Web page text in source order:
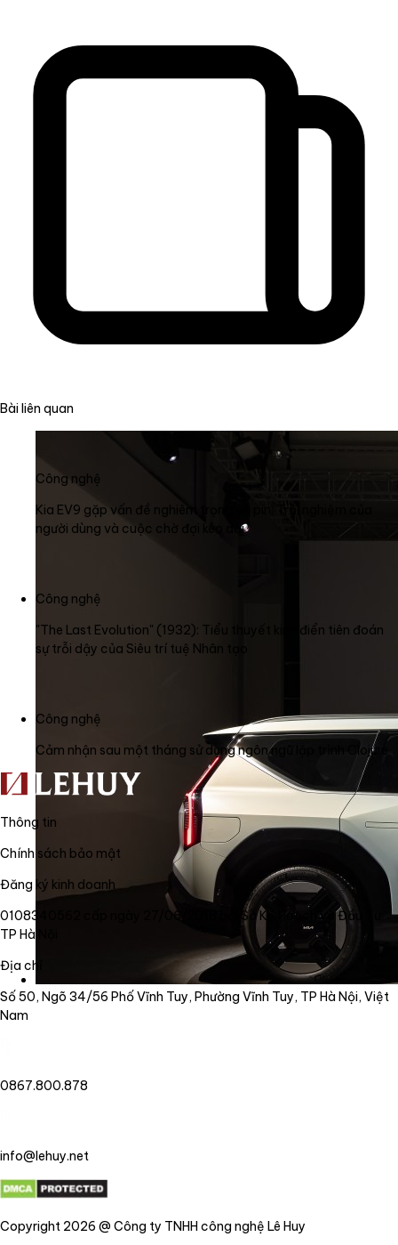
Bài liên quan
Công nghệ
Kia EV9 gặp vấn đề nghiêm trọng về pin: Trải nghiệm của
người dùng và cuộc chờ đợi kéo dài
Công nghệ
"The Last Evolution" (1932): Tiểu thuyết kinh điển tiên đoán
sự trỗi dậy của Siêu trí tuệ Nhân tạo
Công nghệ
Cảm nhận sau một tháng sử dụng ngôn ngữ lập trình Clojure
Thông tin
Chính sách bảo mật
Đăng ký kinh doanh
0108340562 cấp ngày 27/06/2018 bởi Sở Kế Hoạch và Đầu Tư
TP Hà Nội
Địa chỉ
Số 50, Ngõ 34/56 Phố Vĩnh Tuy, Phường Vĩnh Tuy, TP Hà Nội, Việt
Nam
0867.800.878
info@lehuy.net
Copyright 2026 @ Công ty TNHH công nghệ Lê Huy